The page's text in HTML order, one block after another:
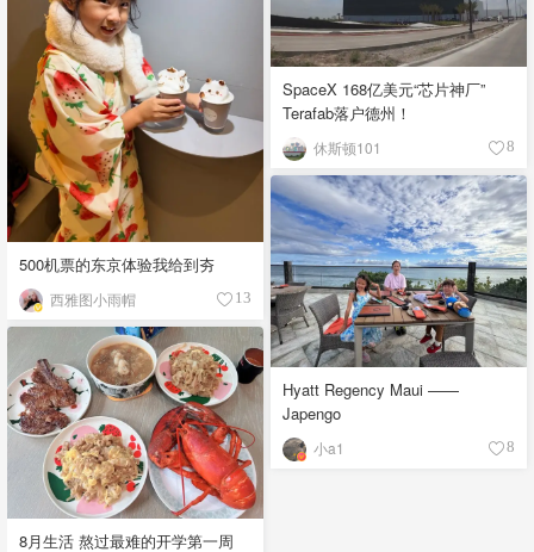
500机票的东京体验我给到夯
西雅图小雨帽 13
SpaceX 168亿美元“芯片神厂”
Terafab落户德州！
休斯顿101 8
Hyatt Regency Maui ——
Japengo
小a1 8
8月生活 熬过最难的开学第一周